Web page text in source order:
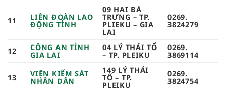
11 LIÊN ĐOÀN LAO
ĐỘNG TỈNH
09 HAI BÀ
TRƯNG – TP.
PLIEKU – GIA
LAI
0269.
3824279
12 CÔNG AN TỈNH
GIA LAI
04 LÝ THÁI TỔ
– TP. PLEIKU
0269.
3869114
13 VIỆN KIỂM SÁT
NHÂN DÂN
149 LÝ THÁI
TỔ – TP.
PLEIKU
0269.
3824754​